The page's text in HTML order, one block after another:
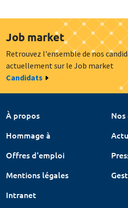
Job market
Retrouvez l'ensemble de nos
actuellement sur le Job market
Candidats
À propos
Hommage à
Offres d'emploi
Mentions légales
Intranet